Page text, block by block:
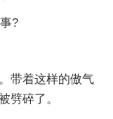
?
带着这样的傲气
劈碎了。